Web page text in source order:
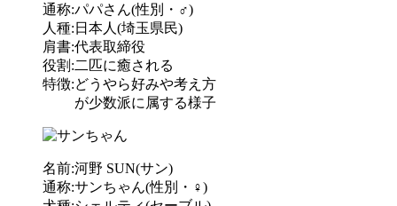
通称:パパさん(性別・♂)
人種:日本人(埼玉県民)
肩書:代表取締役
役割:二匹に癒される
特徴:どうやら好みや考え方
が少数派に属する様子
名前:河野 SUN(サン)
通称:サンちゃん(性別・♀)